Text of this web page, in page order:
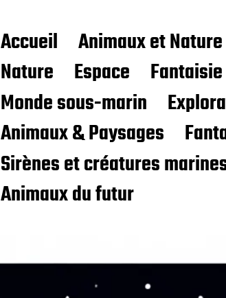
Accueil Animaux et Nature
Nature
Espace Fantaisie
Monde sous-marin
Animaux & Paysages
Sirènes et créatures
Animaux du futur